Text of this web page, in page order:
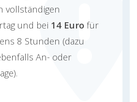
vollständigen
und bei 14 Euro für
8 Stunden (dazu
An- oder